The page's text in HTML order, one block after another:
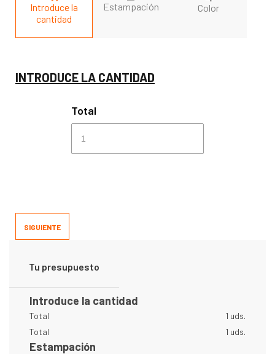
Introduce la
cantidad
Estampación Color
INTRODUCE LA CANTIDAD
Total
SIGUIENTE
Tu presupuesto
Introduce la cantidad
Total
1 uds.
Total
1 uds.
Estampación